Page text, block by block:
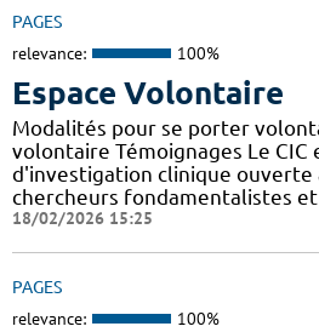
PAGES
relevance: 100%
Espace Volontaire
Modalités pour se porter
volontaire Témoignages Le
d'investigation clinique ouverte
chercheurs fondamentalistes
18/02/2026 15:25
PAGES
relevance: 100%